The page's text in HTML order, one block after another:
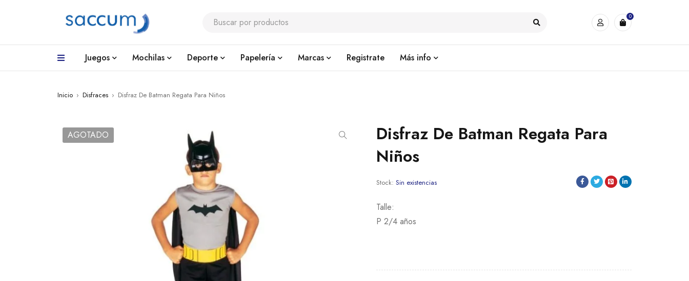
0
Juegos Mochilas Deporte Papelería Marcas Registrate Más info
Inicio › Disfraces › Disfraz De Batman Regata Para Niños
AGOTADO
Disfraz De Batman Regata Para
Niños
Stock: Sin existencias
Talle:
P 2/4 años